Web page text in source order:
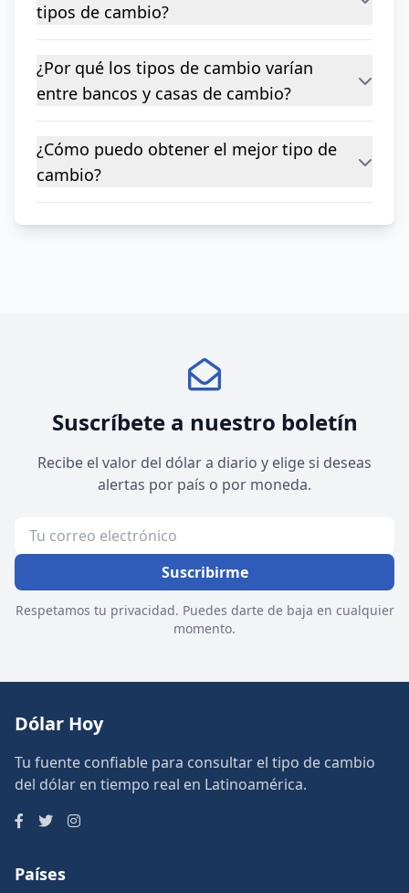
tipos de cambio?
¿Por qué los tipos de cambio varían
entre bancos y casas de cambio?
¿Cómo puedo obtener el mejor tipo de
cambio?
Suscríbete a nuestro boletín
Recibe el valor del dólar a diario y elige si deseas
alertas por país o por moneda.
Suscribirme
Respetamos tu privacidad. Puedes darte de baja en cualquier
momento.
Dólar Hoy
Tu fuente confiable para consultar el tipo de cambio
del dólar en tiempo real en Latinoamérica.
Países